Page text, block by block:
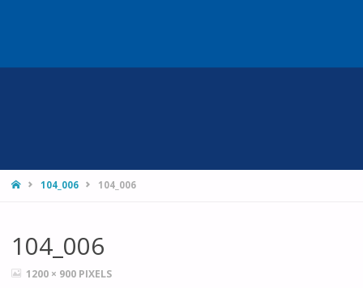
HOME104_006 104_006
104_006
FULL1200 × 900 PIXELS